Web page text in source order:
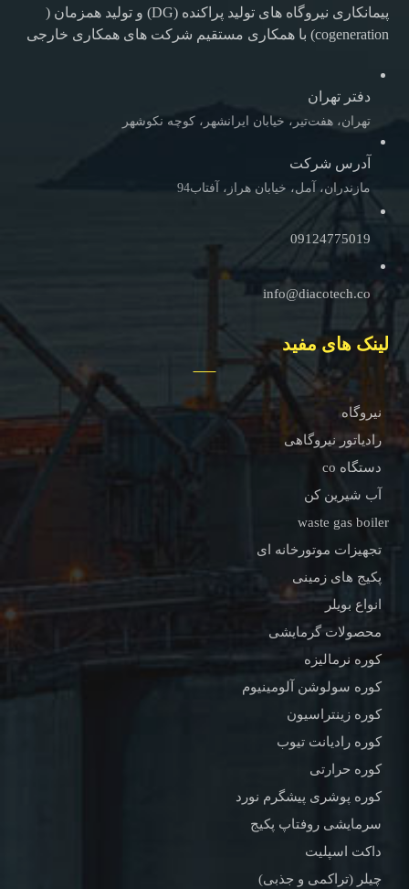
پیمانکاری نیروگاه های تولید پراکنده (DG) و تولید همزمان (
cogeneration) با همکاری مستقیم شرکت های همکاری خارجی
دفتر تهران
تهران، هفت‌تیر، خیابان ایرانشهر، کوچه نکوشهر
آدرس شرکت
مازندران، آمل، خیابان هراز، آفتاب94
09124775019
info@diacotech.co
لینک های مفید
نیروگاه
رادیاتور نیروگاهی
دستگاه co
آب شیرین کن
waste gas boiler
تجهیزات موتورخانه ای
پکیج های زمینی
انواع بویلر
محصولات گرمایشی
کوره نرمالیزه
کوره سولوشن آلومینیوم
کوره زینتراسیون
کوره رادیانت تیوب
کوره حرارتی
کوره پوشری پیشگرم نورد
سرمایشی روفتاپ پکیج
داکت اسپلیت
چیلر (تراکمی و جذبی)